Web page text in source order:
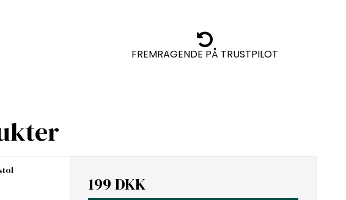
FREMRAGENDE PÅ TRUSTPILOT
199 DKK